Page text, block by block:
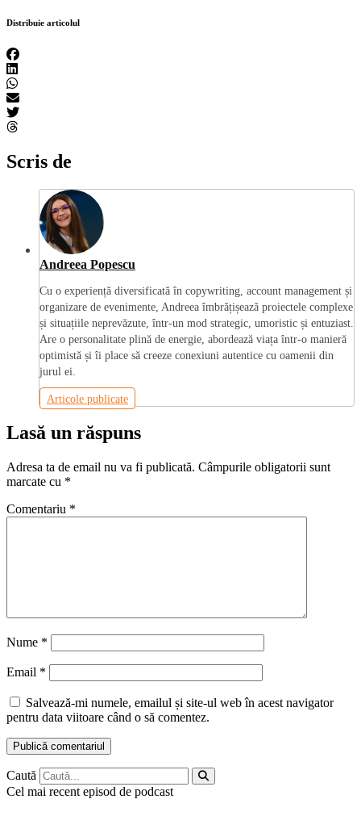
Distribuie articolul
Scris de
Andreea Popescu
Cu o experiență diversificată în copywriting, account management și
organizare de evenimente, Andreea îmbrățișează proiectele complexe
și situațiile neprevăzute, într-un mod strategic, umoristic și entuziast.
Are o personalitate plină de energie, abordează viața într-o manieră
optimistă și îi place să creeze conexiuni autentice cu oamenii din
jurul ei.
Articole publicate
Lasă un răspuns
Adresa ta de email nu va fi publicată. Câmpurile obligatorii sunt
marcate cu *
Comentariu *
Nume *
Email *
Salvează-mi numele, emailul și site-ul web în acest navigator
pentru data viitoare când o să comentez.
Caută
Cel mai recent episod de podcast